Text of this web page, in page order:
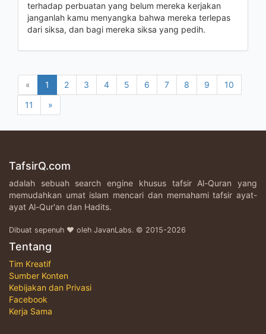
terhadap perbuatan yang belum mereka kerjakan
janganlah kamu menyangka bahwa mereka terlepas
dari siksa, dan bagi mereka siksa yang pedih.
« 1 2 3 4 5 6 7 8 9
10
11
»
TafsirQ.com
adalah sebuah search engine khusus tafsir Al-Quran yang
memudahkan umat islam mencari dan memahami tafsir ayat-
ayat Al-Qur'an dan Hadits.
Dibuat sepenuh ♥ oleh JavanLabs. © 2015-2026
Tentang
Tim Kreatif
Sumber Konten
Kebijakan dan Privasi
Facebook
Kerja Sama